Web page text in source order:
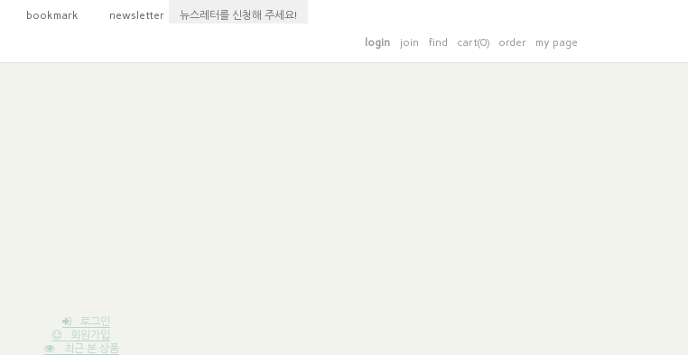
bookmark newsletter 뉴스레터를 신청해 주세요!
login join find cart(0) order my page
로그인
회원가입
최근 본 상품